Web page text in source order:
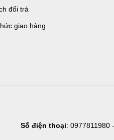
đổi trả
giao hàng
Số điện thoại: 0977811980